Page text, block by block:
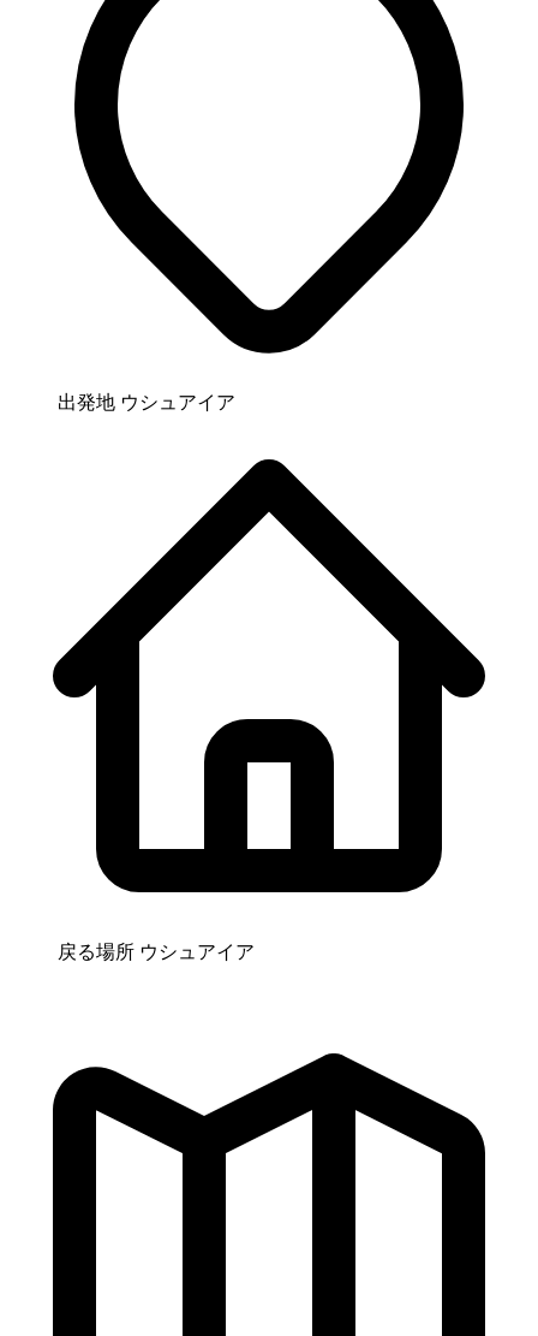
出発地 ウシュアイア
戻る場所 ウシュアイア